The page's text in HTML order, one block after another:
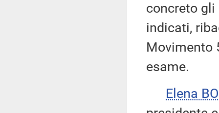
concreto gli
indicati,
Movimento
esame.
Elena